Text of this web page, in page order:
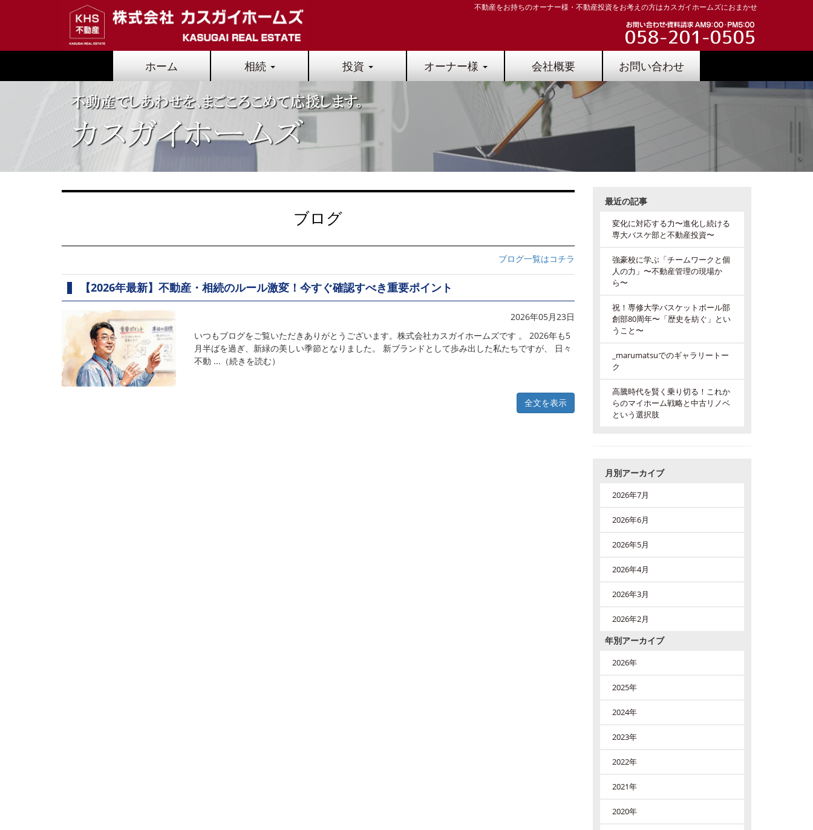
不動産をお持ちのオーナー様・不動産投資をお考えの方はカスガイホームズにおまかせ
ホーム 相続 投資 オーナー様 会社概要 お問い合わせ
ブログ
ブログ一覧はコチラ
【2026年最新】不動産・相続のルール激変！今すぐ確認すべき重要ポイント
2026年05月23日
いつもブログをご覧いただきありがとうございます。株式会社カスガイホームズです 。 2026年も5
月半ばを過ぎ、新緑の美しい季節となりました。 新ブランドとして歩み出した私たちですが、 日々
不動 ...（続きを読む）
全文を表示
最近の記事
変化に対応する力〜進化し続ける
専大バスケ部と不動産投資〜
強豪校に学ぶ「チームワークと個
人の力」〜不動産管理の現場か
ら〜
祝！専修大学バスケットボール部
創部80周年〜「歴史を紡ぐ」とい
うこと〜
_marumatsuでのギャラリートー
ク
高騰時代を賢く乗り切る！これか
らのマイホーム戦略と中古リノベ
という選択肢
月別アーカイブ
2026年7月
2026年6月
2026年5月
2026年4月
2026年3月
2026年2月
年別アーカイブ
2026年
2025年
2024年
2023年
2022年
2021年
2020年